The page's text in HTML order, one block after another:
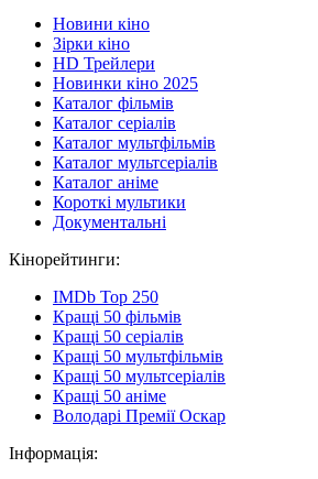
Новини кіно
Зірки кіно
HD Трейлери
Новинки кіно 2025
Каталог фільмів
Каталог серіалів
Каталог мультфільмів
Каталог мультсеріалів
Каталог аніме
Короткі мультики
Документальні
Кінорейтинги:
IMDb Top 250
Кращі 50 фільмів
Кращі 50 серіалів
Кращі 50 мультфільмів
Кращі 50 мультсеріалів
Кращі 50 аніме
Володарі Премії Оскар
Інформація: